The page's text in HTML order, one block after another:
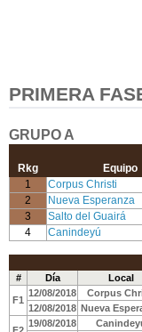
PRIMERA
GRUPO A
Rkg
Equipo
1
Corpus Christi
2
Nueva Esperanza
3
Salto del Guairá
4
Canindeyú
#
Día Local
F1
12/08/2018 Corpus
12/08/2018 Nueva
19/08/2018